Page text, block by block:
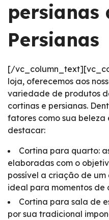
persianas
Persianas
[/
loja, oferecemos aos
variedade de produtos
cortinas e persianas.
fatores como sua
destacar:
Cortina para quarto:
elaboradas com o
possível a criação de
ideal para momentos de
Cortina para sala de
por sua tradicional